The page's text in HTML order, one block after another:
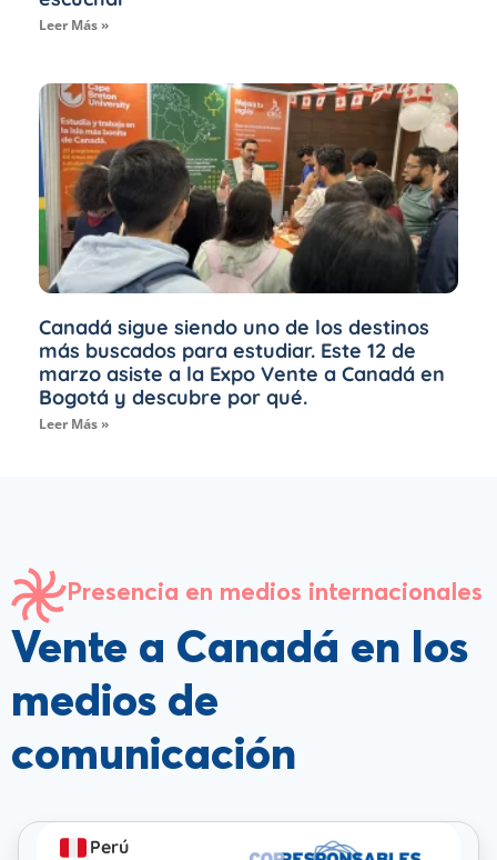
Leer Más »
Canadá sigue siendo uno de los destinos
más buscados para estudiar. Este 12 de
marzo asiste a la Expo Vente a Canadá en
Bogotá y descubre por qué.
Leer Más »
Presencia en medios internacionales
Vente a Canadá en los
medios de
comunicación
Perú